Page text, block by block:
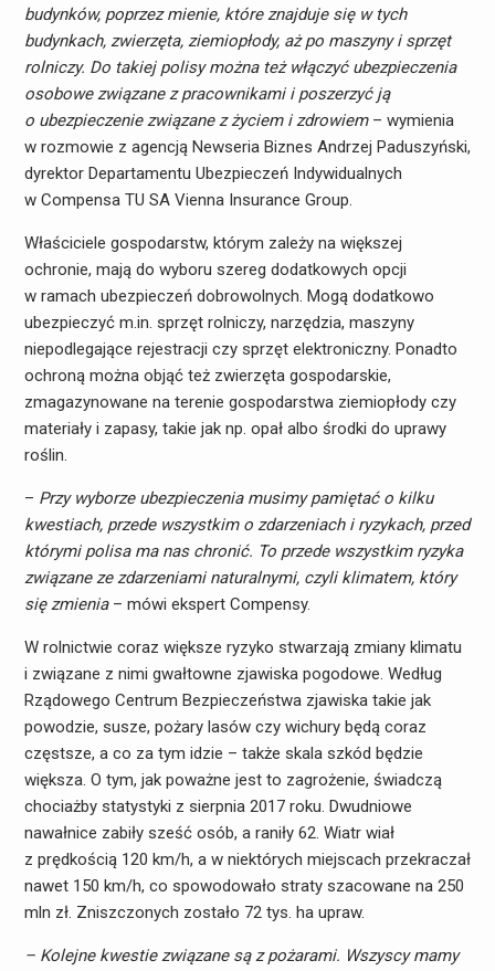
budynków, poprzez mienie, które znajduje się w tych
budynkach, zwierzęta, ziemiopłody, aż po maszyny i sprzęt
rolniczy. Do takiej polisy można też włączyć ubezpieczenia
osobowe związane z pracownikami i poszerzyć ją
o ubezpieczenie związane z życiem i zdrowiem – wymienia
w rozmowie z agencją Newseria Biznes Andrzej Paduszyński,
dyrektor Departamentu Ubezpieczeń Indywidualnych
w Compensa TU SA Vienna Insurance Group.
Właściciele gospodarstw, którym zależy na większej
ochronie, mają do wyboru szereg dodatkowych opcji
w ramach ubezpieczeń dobrowolnych. Mogą dodatkowo
ubezpieczyć m.in. sprzęt rolniczy, narzędzia, maszyny
niepodlegające rejestracji czy sprzęt elektroniczny. Ponadto
ochroną można objąć też zwierzęta gospodarskie,
zmagazynowane na terenie gospodarstwa ziemiopłody czy
materiały i zapasy, takie jak np. opał albo środki do uprawy
roślin.
– Przy wyborze ubezpieczenia musimy pamiętać o kilku
kwestiach, przede wszystkim o zdarzeniach i ryzykach, przed
którymi polisa ma nas chronić. To przede wszystkim ryzyka
związane ze zdarzeniami naturalnymi, czyli klimatem, który
się zmienia – mówi ekspert Compensy.
W rolnictwie coraz większe ryzyko stwarzają zmiany klimatu
i związane z nimi gwałtowne zjawiska pogodowe. Według
Rządowego Centrum Bezpieczeństwa zjawiska takie jak
powodzie, susze, pożary lasów czy wichury będą coraz
częstsze, a co za tym idzie – także skala szkód będzie
większa. O tym, jak poważne jest to zagrożenie, świadczą
chociażby statystyki z sierpnia 2017 roku. Dwudniowe
nawałnice zabiły sześć osób, a raniły 62. Wiatr wiał
z prędkością 120 km/h, a w niektórych miejscach przekraczał
nawet 150 km/h, co spowodowało straty szacowane na 250
mln zł. Zniszczonych zostało 72 tys. ha upraw.
– Kolejne kwestie związane są z pożarami. Wszyscy mamy